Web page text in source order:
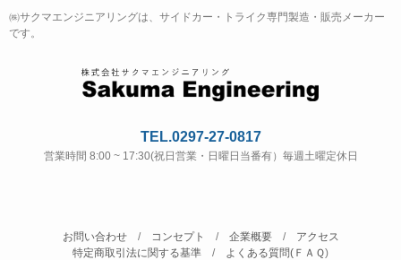
㈱サクマエンジニアリングは、サイドカー・トライク専門製造・販売メーカー
です。
TEL.0297-27-0817
営業時間 8:00 ~ 17:30(祝日営業・日曜日当番有）毎週土曜定休日
お問い合わせ/ コンセプト / 企業概要/
アクセス
特定商取引法に関する基準 / よくある質問(ＦＡＱ)